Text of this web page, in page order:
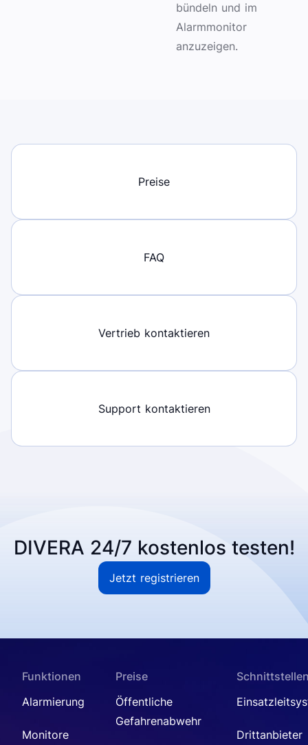
bündeln und im
Alarmmonitor
anzuzeigen.
Preise
FAQ
Vertrieb kontaktieren
Support kontaktieren
DIVERA 24/7 kostenlos testen!
Jetzt registrieren
Funktionen
Alarmierung
Monitore
Preise
Öffentliche
Gefahrenabwehr
Drittanbieter